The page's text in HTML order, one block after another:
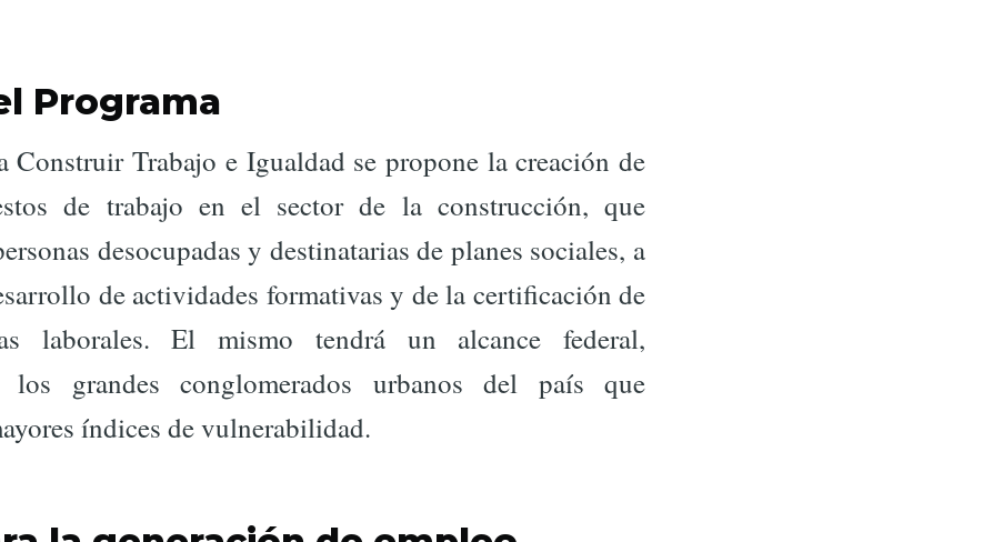
Programa
Construir Trabajo e Igualdad se propone la creación de
de trabajo en el sector de la construcción, que
desocupadas y destinatarias de planes sociales, a
de actividades formativas y de la certificación de
laborales. El mismo tendrá un alcance federal,
los grandes conglomerados urbanos del país que
índices de vulnerabilidad.